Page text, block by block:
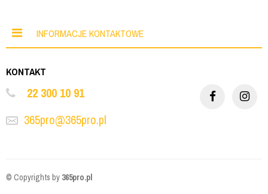
INFORMACJE KONTAKTOWE
KONTAKT
22 300 10 91
365pro@365pro.pl
© Copyrights by 365pro.pl